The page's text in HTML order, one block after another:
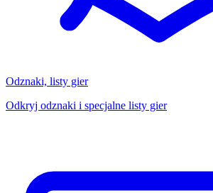
Odznaki, listy gier
Odkryj odznaki i specjalne listy gier